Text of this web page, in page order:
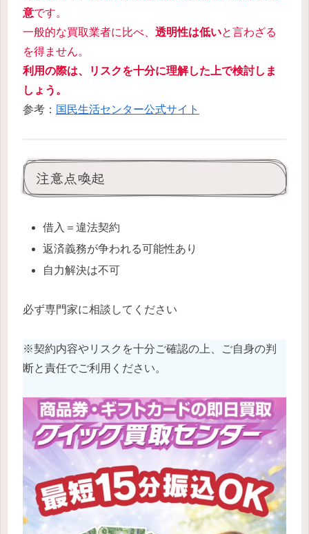
意です。
一般的な買取業者に比べ、 透明性は低いと言わざる
を得ません。
利用の際は、リスクを十分に理解した上で検討しま
しょう。
参考： 国民生活センター公式サイト
注意点喚起
借入＝違法契約
返済義務が争われる可能性あり
自力解決は不可
必ず専門家に相談してください
※契約内容やリスクを十分ご確認の上、ご自身の判
断と責任でご利用ください。